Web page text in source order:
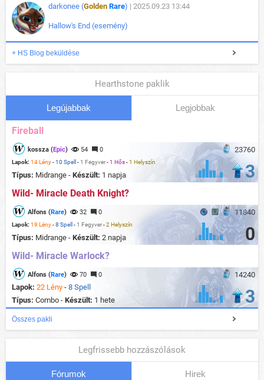
darkonee (Golden Rare) | 2025.09.23 13:44
Hallow's End (esemény)
+ HS Blog beküldése
Hearthstone paklik
Legújabbak Legjobbak
Fireball
23760
kossza (Epic) 54 0
Lapok: 14 Lény-10 Spell - 1 Fegyver-1 Hős-1 Helyszín
Típus: Midrange - Készült: 1 napja 3
Wild- Miracle Death Knight?
11840
Alfons (Rare) 32 0
Lapok: 19 Lény-8 Spell - 1 Fegyver-2 Helyszín
Típus: Midrange - Készült: 2 napja 0
Wild- Miracle Warlock?
14240
Alfons (Rare) 70 0
Lapok: 22 Lény - 8 Spell
Típus: Combo - Készült: 1 hete 3
Összes pakli
Legfrissebb hozzászólások
Fórumok Hirek